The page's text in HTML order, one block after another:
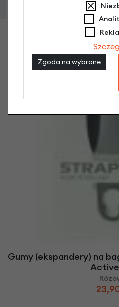
Gumy (ekspandery) na
Zgoda na wybrane